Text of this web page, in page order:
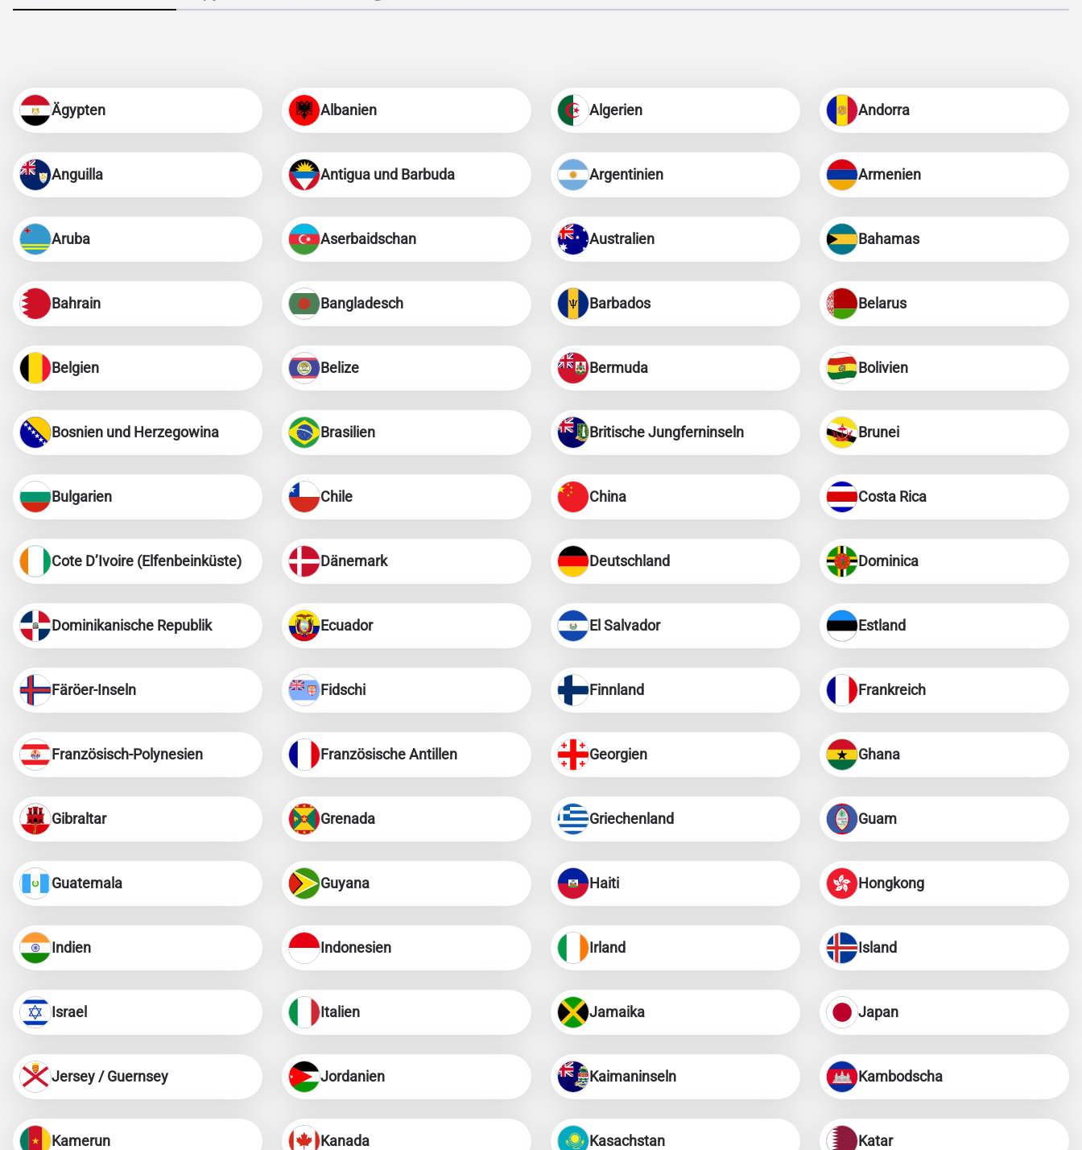
Ägypten Albanien Algerien Andorra
Anguilla Antigua und Barbuda Argentinien Armenien
Aruba Aserbaidschan Australien Bahamas
Bahrain Bangladesch Barbados Belarus
Belgien Belize Bermuda Bolivien
Bosnien und Herzegowina Brasilien Britische Jungferninseln Brunei
Bulgarien Chile China Costa Rica
Cote D’Ivoire (Elfenbeinküste) Dänemark Deutschland Dominica
Dominikanische Republik Ecuador El Salvador Estland
Färöer-Inseln Fidschi Finnland Frankreich
Französisch-Polynesien Französische Antillen Georgien Ghana
Gibraltar Grenada Griechenland Guam
Guatemala Guyana Haiti Hongkong
Indien Indonesien Irland Island
Israel Italien Jamaika Japan
Jersey / Guernsey Jordanien Kaimaninseln Kambodscha
Kamerun Kanada Kasachstan Katar